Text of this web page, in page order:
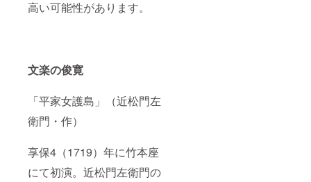
高い可能性があります。
文楽の俊寛
「平家女護島」（近松門左
衛門・作）
享保4（1719）年に竹本座
にて初演。近松門左衛門の